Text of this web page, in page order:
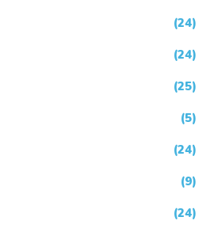
(24)
(24)
(25)
(5)
(24)
(9)
(24)